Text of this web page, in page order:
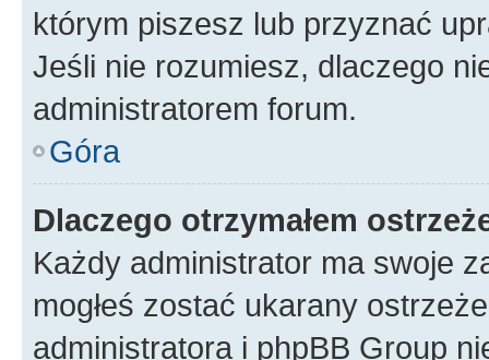
którym piszesz lub przyznać
Jeśli nie rozumiesz, dlaczego
administratorem forum.
Góra
Dlaczego otrzymałem
Każdy administrator ma swoje
mogłeś zostać ukarany
administratora i phpBB Group